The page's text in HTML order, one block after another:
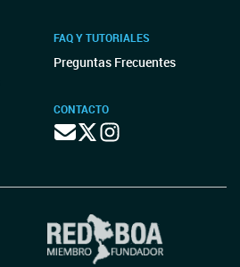
FAQ Y TUTORIALES
Preguntas Frecuentes
CONTACTO